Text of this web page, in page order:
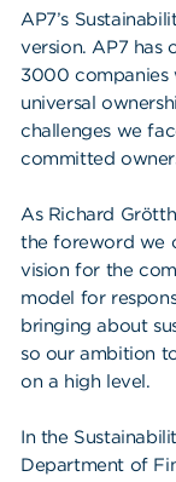
AP7’s
version. AP7 has
3000 companies
universal
challenges we
committed
As Richard
the foreword we
vision for the
model for
bringing about
so our ambition
on a high level.
In the
Department of
Styrelse
Ledning
Nyheter
Våra dokument
Om Cookies
Policy om